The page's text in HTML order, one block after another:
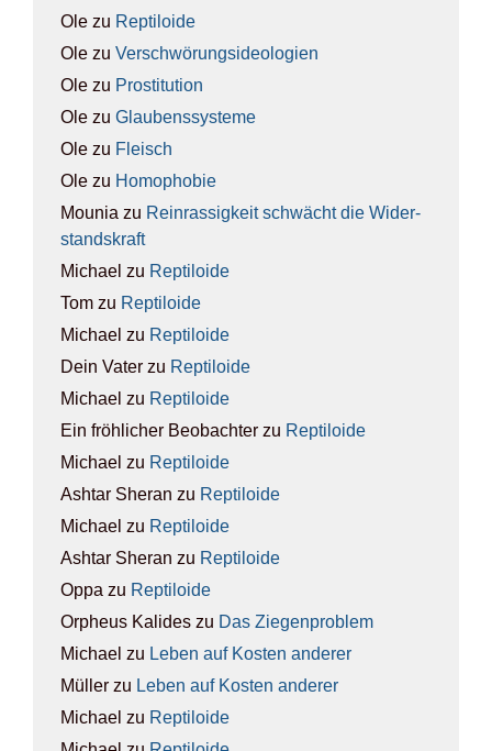
Ole zu Rep­ti­lo­ide
Ole zu Ver­schwö­rungs­ideo­lo­gien
Ole zu Pro­sti­tu­ti­on
Ole zu Glau­bens­sys­te­me
Ole zu Fleisch
Ole zu Homo­pho­bie
Mounia zu Rein­ras­sig­keit schwächt die Wider­
stands­kraft
Michael zu Rep­ti­lo­ide
Tom zu Rep­ti­lo­ide
Michael zu Rep­ti­lo­ide
Dein Vater zu Rep­ti­lo­ide
Michael zu Rep­ti­lo­ide
Ein fröhlicher Beobachter zu Rep­ti­lo­ide
Michael zu Rep­ti­lo­ide
Ashtar Sheran zu Rep­ti­lo­ide
Michael zu Rep­ti­lo­ide
Ashtar Sheran zu Rep­ti­lo­ide
Oppa zu Rep­ti­lo­ide
Orpheus Kalides zu Das Zie­gen­pro­blem
Michael zu Leben auf Kos­ten ande­rer
Müller zu Leben auf Kos­ten ande­rer
Michael zu Rep­ti­lo­ide